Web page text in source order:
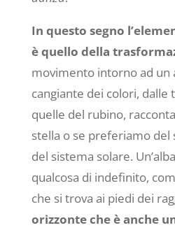
In questo segno
è quello della
movimento intorno ad un
cangiante dei colori, dalle
quelle del rubino,
stella o se preferiamo del
del sistema solare.
qualcosa di indefinito,
che si trova ai piedi dei
orizzonte che è anche